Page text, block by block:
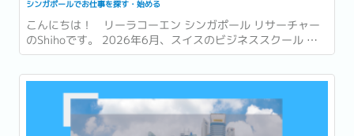
シンガポールでお仕事を探す・始める
こんにちは！ リーラコーエン シンガポール リサーチャー
のShihoです。 2026年6月、スイスのビジネススクール 国
際経営開発研究所・IMD (International Institute for
Management Development) が発表した「世界競争力ラン
キング...